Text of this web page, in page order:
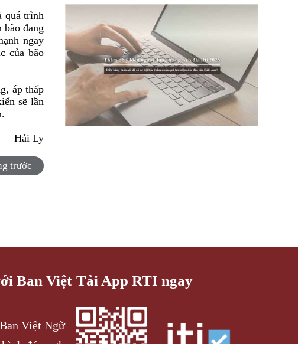
quá trình
đang
ngay
của bão
áp thấp
sẽ lần
Hải Ly
trước
Ban Việt
Việt Ngữ
Tải App RTI ngay